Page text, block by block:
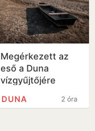
Megérkezett az
eső a Duna
vízgyűjtőjére
2 óra
DUNA